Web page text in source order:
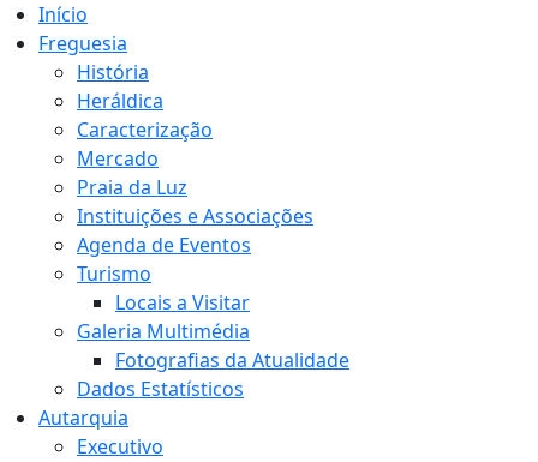
Início
Freguesia
História
Heráldica
Caracterização
Mercado
Praia da Luz
Instituições e Associações
Agenda de Eventos
Turismo
Locais a Visitar
Galeria Multimédia
Fotografias da Atualidade
Dados Estatísticos
Autarquia
Executivo